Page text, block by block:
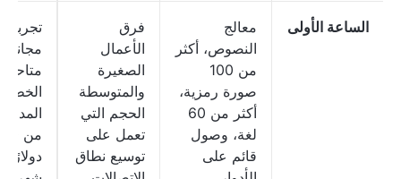
الساعة الأولى
معالج
النصوص، أكثر
من 100
صورة رمزية،
أكثر من 60
لغة، وصول
قائم على
فرق
الأعمال
الصغيرة
والمتوسطة
الحجم التي
تعمل على
توسيع نطاق
تجربة
مجانية
متاحة؛
الخطط
دولارًا